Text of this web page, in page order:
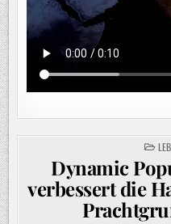
IN
Dynamic
verbessert die